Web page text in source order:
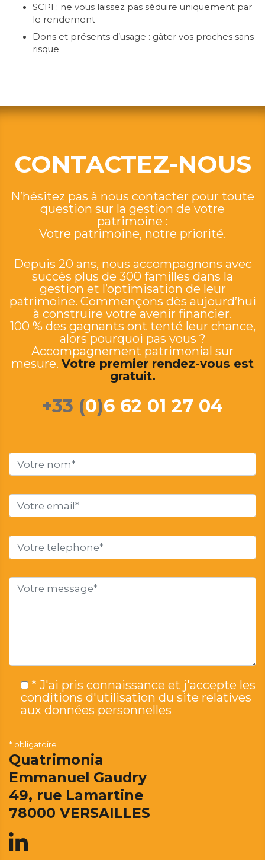
SCPI : ne vous laissez pas séduire uniquement par
le rendement
Dons et présents d’usage : gâter vos proches sans
risque
CONTACTEZ-NOUS
N’hésitez pas à nous contacter pour toute
question sur la gestion de votre
patrimoine :
Votre patrimoine, notre priorité.
Depuis 20 ans, nous accompagnons avec
succès plus de 300 familles dans la
gestion et l’optimisation de leur
patrimoine. Commençons dès aujourd’hui
à construire votre avenir financier.
100 % des gagnants ont tenté leur chance,
alors pourquoi pas vous ?
Accompagnement patrimonial sur
mesure. Votre premier rendez-vous est
gratuit.
+33 (0)6 62 01 27 04
* J'ai pris connaissance et j'accepte les
conditions d'utilisation du site relatives
aux données personnelles
* obligatoire
Quatrimonia
Emmanuel Gaudry
49, rue Lamartine
78000 VERSAILLES